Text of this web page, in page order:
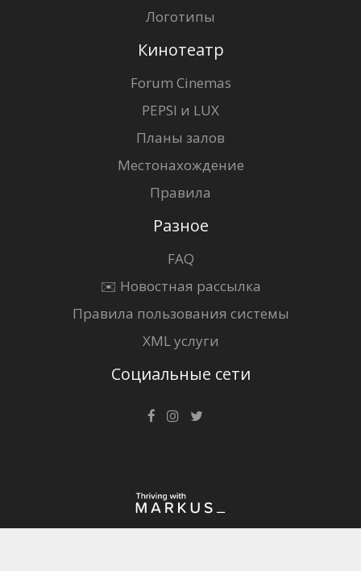
Логотипы
Кинотеатр
Forum Cinemas
PEPSI и LUX
Планы залов
Местонахождение
Правила
Разное
FAQ
✉️ Новостная рассылка
Правила пользования системы
XML услуги
Социальные сети